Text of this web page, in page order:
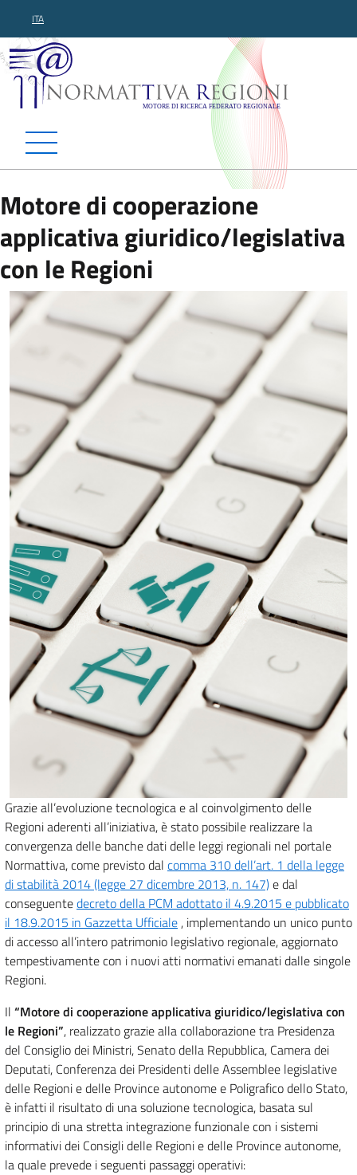
ITA
Normattiva Regioni -
Motore di cooperazione
applicativa giuridico/legislativa
con le Regioni
Grazie all’evoluzione tecnologica e al coinvolgimento delle
Regioni aderenti all’iniziativa, è stato possibile realizzare la
convergenza delle banche dati delle leggi regionali nel portale
Normattiva, come previsto dal comma 310 dell’art. 1 della legge
di stabilità 2014 (legge 27 dicembre 2013, n. 147)e dal
conseguentedecreto della PCM adottato il 4.9.2015 e pubblicato
il 18.9.2015 in Gazzetta Ufficiale , implementando un unico punto
di accesso all’intero patrimonio legislativo regionale, aggiornato
tempestivamente con i nuovi atti normativi emanati dalle singole
Regioni.
Il “Motore di cooperazione applicativa giuridico/legislativa con
le Regioni”, realizzato grazie alla collaborazione tra Presidenza
del Consiglio dei Ministri, Senato della Repubblica, Camera dei
Deputati, Conferenza dei Presidenti delle Assemblee legislative
delle Regioni e delle Province autonome e Poligrafico dello Stato,
è infatti il risultato di una soluzione tecnologica, basata sul
principio di una stretta integrazione funzionale con i sistemi
informativi dei Consigli delle Regioni e delle Province autonome,
la quale prevede i seguenti passaggi operativi: